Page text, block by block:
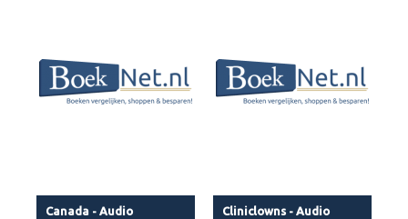
Canada - Audio Cliniclowns - Audio